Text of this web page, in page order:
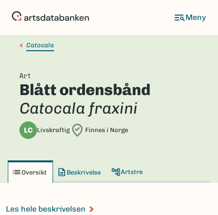
Catocala
Art
Blått ordensbånd
Catocala fraxini
LC Livskraftig Finnes i Norge
Oversikt Beskrivelse Artstre
Les hele beskrivelsen